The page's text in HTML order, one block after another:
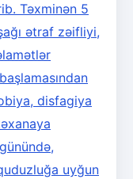
Təxminən 5
ətraf zəifliyi,
disfagiya
uyğun